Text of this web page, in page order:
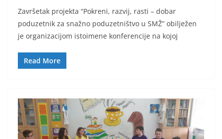
Završetak projekta “Pokreni, razvij, rasti – dobar
poduzetnik za snažno poduzetništvo u SMŽ” obilježen
je organizacijom istoimene konferencije na kojoj
Read More